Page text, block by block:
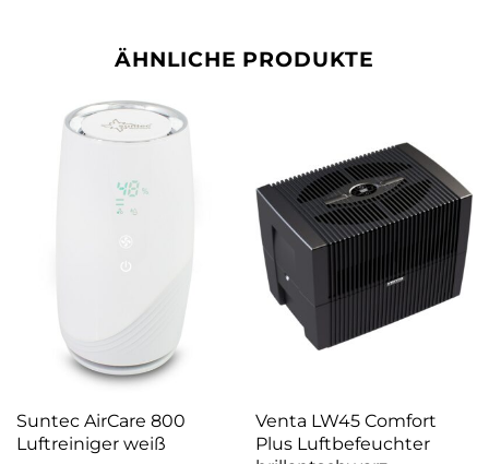
ÄHNLICHE PRODUKTE
Suntec AirCare 800
Luftreiniger weiß
Venta LW45 Comfort
Plus Luftbefeuchter